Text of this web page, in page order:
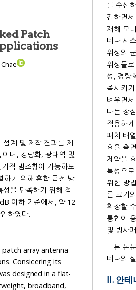
Patch
Applications
계 및 제작 결과를 제
적 빔조향이 가능하도
12
하였다.
array antenna
its
를 수신
감하면서도 기상 조건에 관계없이 고해상도 지상 관측이 가능하다는 장점을
재해 모니터
테나 시
위성의 군집 형성이 가능해졌으며, 단일 중
위성들로
성, 경량
족시키기 위해 위성 SAR
벼우면서
다는 장
적용하
패치 배열 안테
효율 측
특성으
위한 방법
른 크기
통합이 용이
및 방사
본 논
테나의
II. 안테